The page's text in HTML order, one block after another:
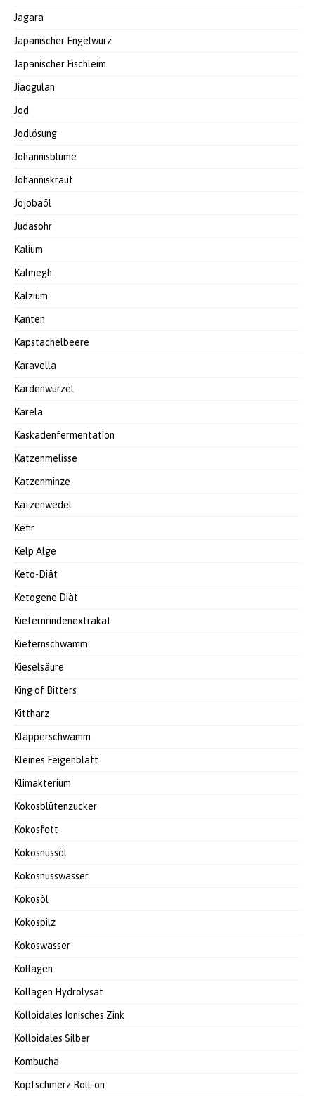
Jagara
Japanischer Engelwurz
Japanischer Fischleim
Jiaogulan
Jod
Jodlösung
Johannisblume
Johanniskraut
Jojobaöl
Judasohr
Kalium
Kalmegh
Kalzium
Kanten
Kapstachelbeere
Karavella
Kardenwurzel
Karela
Kaskadenfermentation
Katzenmelisse
Katzenminze
Katzenwedel
Kefir
Kelp Alge
Keto-Diät
Ketogene Diät
Kiefernrindenextrakat
Kiefernschwamm
Kieselsäure
King of Bitters
Kittharz
Klapperschwamm
Kleines Feigenblatt
Klimakterium
Kokosblütenzucker
Kokosfett
Kokosnussöl
Kokosnusswasser
Kokosöl
Kokospilz
Kokoswasser
Kollagen
Kollagen Hydrolysat
Kolloidales Ionisches Zink
Kolloidales Silber
Kombucha
Kopfschmerz Roll-on